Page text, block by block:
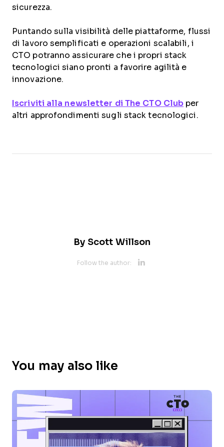
sicurezza.
Puntando sulla visibilità delle piattaforme, flussi
di lavoro semplificati e operazioni scalabili, i
CTO potranno assicurare che i propri stack
tecnologici siano pronti a favorire agilità e
innovazione.
Iscriviti alla newsletter di The CTO Club per
altri approfondimenti sugli stack tecnologici.
By Scott Willson
Follow the author: Opens new
You may also like